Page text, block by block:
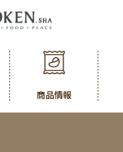
商品情報